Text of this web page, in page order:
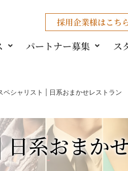
採用企業様はこち
パートナー募集 ス
ペシャリスト | 日系おまかせレストラン
系おまか